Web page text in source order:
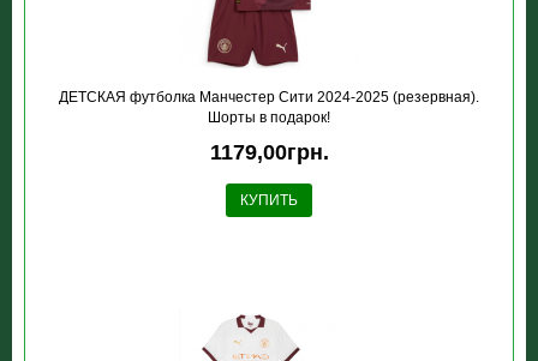
ДЕТСКАЯ футболка Манчестер Сити 2024-2025 (резервная).
Шорты в подарок!
1179,00грн.
КУПИТЬ